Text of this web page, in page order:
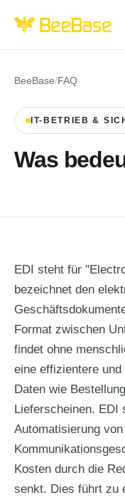
BeeBase/FAQ
IT-BETRIEB &
Was
EDI steht für
bezeichnet den
Format zwischen
findet ohne
eine effizientere
Daten wie
Lieferscheinen. EDI
Automatisierung
Kosten durch die
senkt. Dies führt zu